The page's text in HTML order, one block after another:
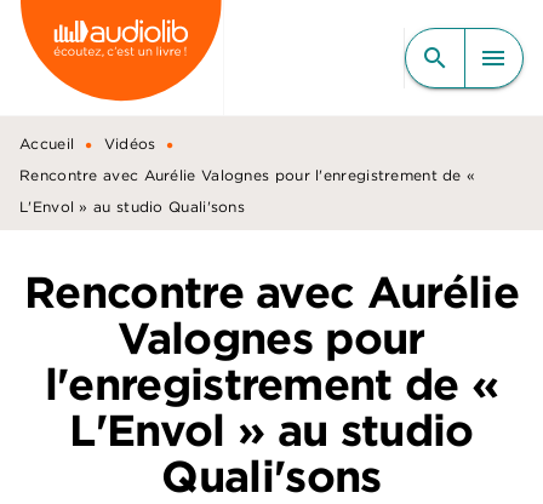
MENU RECHERCHE
CONTENU
PIED DE PAGE
search menu
Accueil • Vidéos •
Rencontre avec Aurélie Valognes pour l'enregistrement de «
L'Envol » au studio Quali'sons
Rencontre avec Aurélie
Valognes pour
l'enregistrement de «
L'Envol » au studio
Quali'sons